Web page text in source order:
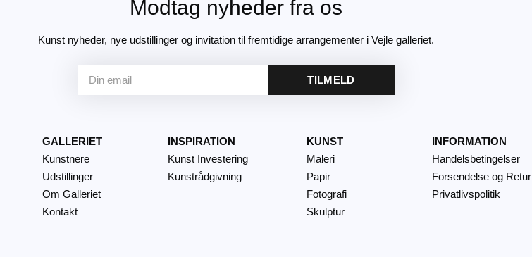
Modtag nyheder fra os
Kunst nyheder, nye udstillinger og invitation til fremtidige arrangementer i Vejle galleriet.
TILMELD
GALLERIET
Kunstnere
Udstillinger
Om Galleriet
Kontakt
INSPIRATION
Kunst Investering
Kunstrådgivning
KUNST
Maleri
Papir
Fotografi
Skulptur
INFORMATION
Handelsbetingelser
Forsendelse og Retur
Privatlivspolitik